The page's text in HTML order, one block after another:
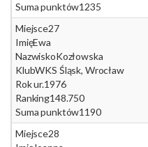
Suma punktów1235
Miejsce27
ImięEwa
NazwiskoKozłowska
KlubWKS Śląsk, Wrocław
Rok ur.1976
Ranking148.750
Suma punktów1190
Miejsce28